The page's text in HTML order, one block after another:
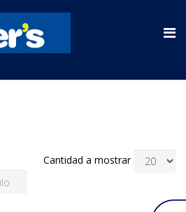
Cantidad a mostrar